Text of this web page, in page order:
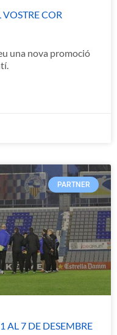
COR
una nova promoció
PARTNER
AL 7 DE DESEMBRE